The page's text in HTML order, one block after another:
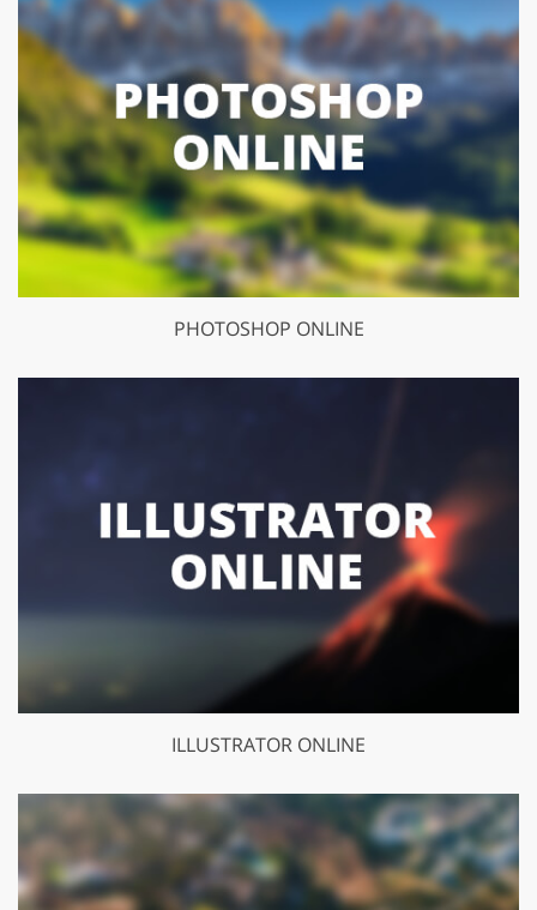
PHOTOSHOP ONLINE
ILLUSTRATOR ONLINE